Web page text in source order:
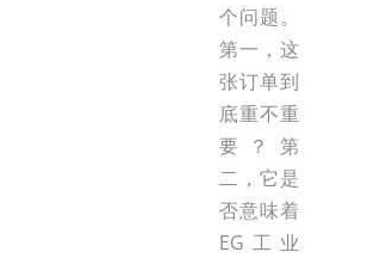
个问题。
第一，这
张订单到
底重不重
要？第
二，它是
否意味着
EG工业